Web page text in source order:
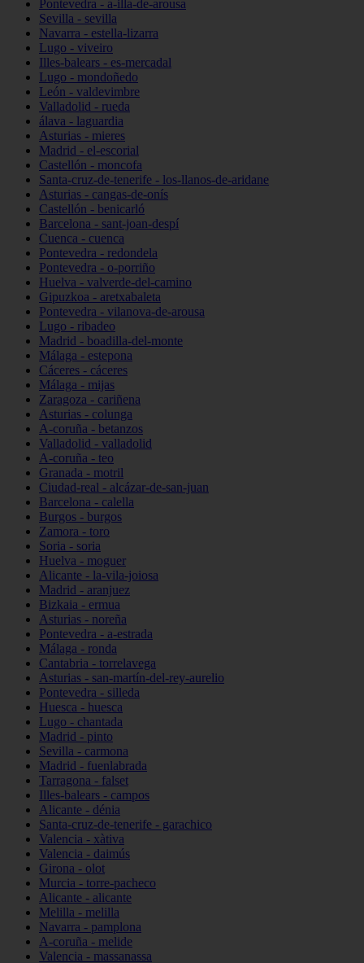
Pontevedra - a-illa-de-arousa
Sevilla - sevilla
Navarra - estella-lizarra
Lugo - viveiro
Illes-balears - es-mercadal
Lugo - mondoñedo
León - valdevimbre
Valladolid - rueda
álava - laguardia
Asturias - mieres
Madrid - el-escorial
Castellón - moncofa
Santa-cruz-de-tenerife - los-llanos-de-aridane
Asturias - cangas-de-onís
Castellón - benicarló
Barcelona - sant-joan-despí
Cuenca - cuenca
Pontevedra - redondela
Pontevedra - o-porriño
Huelva - valverde-del-camino
Gipuzkoa - aretxabaleta
Pontevedra - vilanova-de-arousa
Lugo - ribadeo
Madrid - boadilla-del-monte
Málaga - estepona
Cáceres - cáceres
Málaga - mijas
Zaragoza - cariñena
Asturias - colunga
A-coruña - betanzos
Valladolid - valladolid
A-coruña - teo
Granada - motril
Ciudad-real - alcázar-de-san-juan
Barcelona - calella
Burgos - burgos
Zamora - toro
Soria - soria
Huelva - moguer
Alicante - la-vila-joiosa
Madrid - aranjuez
Bizkaia - ermua
Asturias - noreña
Pontevedra - a-estrada
Málaga - ronda
Cantabria - torrelavega
Asturias - san-martín-del-rey-aurelio
Pontevedra - silleda
Huesca - huesca
Lugo - chantada
Madrid - pinto
Sevilla - carmona
Madrid - fuenlabrada
Tarragona - falset
Illes-balears - campos
Alicante - dénia
Santa-cruz-de-tenerife - garachico
Valencia - xàtiva
Valencia - daimús
Girona - olot
Murcia - torre-pacheco
Alicante - alicante
Melilla - melilla
Navarra - pamplona
A-coruña - melide
Valencia - massanassa